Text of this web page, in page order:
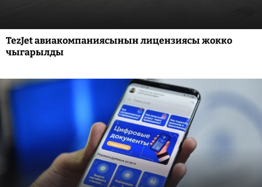
TezJet авиакомпаниясынын лицензиясы жокко
чыгарылды